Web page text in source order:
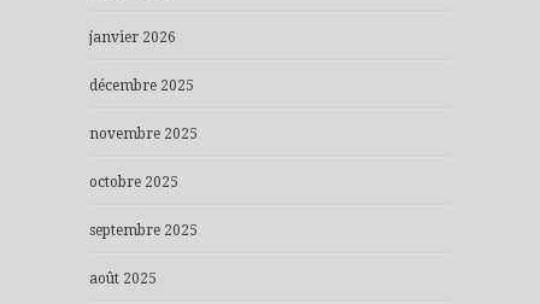
janvier 2026
décembre 2025
novembre 2025
octobre 2025
septembre 2025
août 2025